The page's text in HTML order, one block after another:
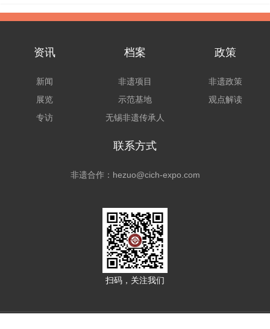
资讯
新闻
展览
专访
档案
非遗项目
示范基地
无锡非遗传承人
政策
非遗政策
观点解读
联系方式
非遗合作：hezuo@cich-expo.com
扫码，关注我们